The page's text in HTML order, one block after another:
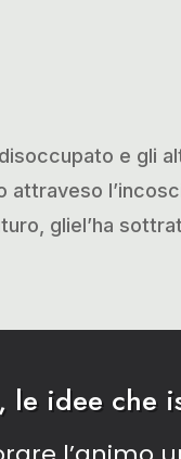
e gli
attraveso
gliel’ha
le idee che